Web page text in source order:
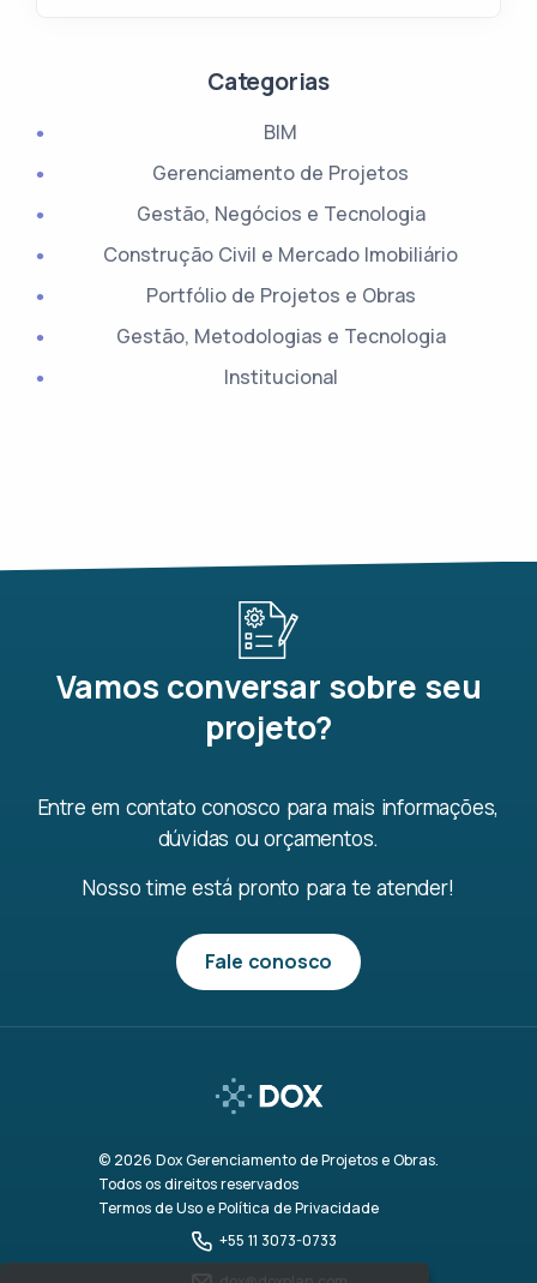
Categorias
BIM
Gerenciamento de Projetos
Gestão, Negócios e Tecnologia
Construção Civil e Mercado Imobiliário
Portfólio de Projetos e Obras
Gestão, Metodologias e Tecnologia
Institucional
Vamos conversar sobre seu
projeto?
Entre em contato conosco para mais informações,
dúvidas ou orçamentos.
Nosso time está pronto para te atender!
Fale conosco
© 2026 Dox Gerenciamento de Projetos e Obras.
Todos os direitos reservados
Termos de Uso e Política de Privacidade
+55 11 3073-0733